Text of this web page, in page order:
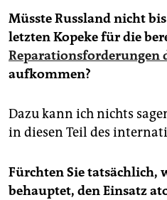
Müsste Russland nicht
letzten Kopeke für die
Reparationsforderungen
aufkommen?
Dazu kann ich nichts
in diesen Teil des
Fürchten Sie tatsächlich,
behauptet, den Einsatz